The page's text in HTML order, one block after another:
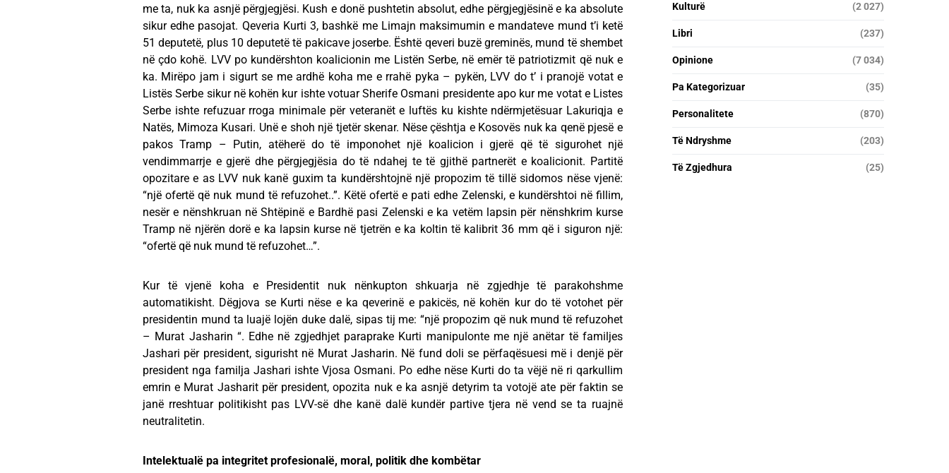
me ta, nuk ka asnjë përgjegjësi. Kush e donë pushtetin absolut, edhe përgjegjësinë e ka absolute
sikur edhe pasojat. Qeveria Kurti 3, bashkë me Limajn maksimumin e mandateve mund t’i ketë
51 deputetë, plus 10 deputetë të pakicave joserbe. Është qeveri buzë greminës, mund të shembet
në çdo kohë. LVV po kundërshton koalicionin me Listën Serbe, në emër të patriotizmit që nuk e
ka. Mirëpo jam i sigurt se me ardhë koha me e rrahë pyka – pykën, LVV do t’ i pranojë votat e
Listës Serbe sikur në kohën kur ishte votuar Sherife Osmani presidente apo kur me votat e Listes
Serbe ishte refuzuar rroga minimale për veteranët e luftës ku kishte ndërmjetësuar Lakuriqja e
Natës, Mimoza Kusari. Unë e shoh një tjetër skenar. Nëse çështja e Kosovës nuk ka qenë pjesë e
pakos Tramp – Putin, atëherë do të imponohet një koalicion i gjerë që të sigurohet një
vendimmarrje e gjerë dhe përgjegjësia do të ndahej te të gjithë partnerët e koalicionit. Partitë
opozitare e as LVV nuk kanë guxim ta kundërshtojnë një propozim të tillë sidomos nëse vjenë:
“një ofertë që nuk mund të refuzohet..”. Këtë ofertë e pati edhe Zelenski, e kundërshtoi në fillim,
nesër e nënshkruan në Shtëpinë e Bardhë pasi Zelenski e ka vetëm lapsin për nënshkrim kurse
Tramp në njërën dorë e ka lapsin kurse në tjetrën e ka koltin të kalibrit 36 mm që i siguron një:
“ofertë që nuk mund të refuzohet…”.
Kur të vjenë koha e Presidentit nuk nënkupton shkuarja në zgjedhje të parakohshme
automatikisht. Dëgjova se Kurti nëse e ka qeverinë e pakicës, në kohën kur do të votohet për
presidentin mund ta luajë lojën duke dalë, sipas tij me: “një propozim që nuk mund të refuzohet
– Murat Jasharin “. Edhe në zgjedhjet paraprake Kurti manipulonte me një anëtar të familjes
Jashari për president, sigurisht në Murat Jasharin. Në fund doli se përfaqësuesi më i denjë për
president nga familja Jashari ishte Vjosa Osmani. Po edhe nëse Kurti do ta vëjë në ri qarkullim
emrin e Murat Jasharit për president, opozita nuk e ka asnjë detyrim ta votojë ate për faktin se
janë rreshtuar politikisht pas LVV-së dhe kanë dalë kundër partive tjera në vend se ta ruajnë
neutralitetin.
Intelektualë pa integritet profesionalë, moral, politik dhe kombëtar
Kulturë (2 027)
Libri (237)
Opinione (7 034)
Pa Kategorizuar (35)
Personalitete (870)
Të Ndryshme (203)
Të Zgjedhura (25)